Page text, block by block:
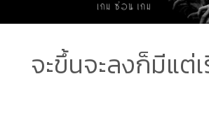
จะขึ้นจะลงก็มีแต่